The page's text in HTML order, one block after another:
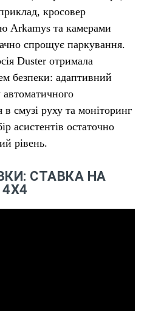
кросовер
Arkamys та камерами
спрощує паркування.
Duster отримала
безпеки: адаптивний
автоматичного
смузі руху та моніторинг
асистентів остаточно
рівень.
СТАВКА НА